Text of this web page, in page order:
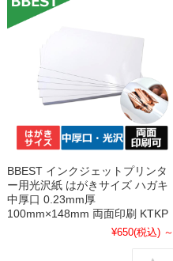
BBEST インクジェットプリンタ
ー用光沢紙 はがきサイズ ハガキ
中厚口 0.23mm厚
100mm×148mm 両面印刷 KTKP
¥650(税込) ～